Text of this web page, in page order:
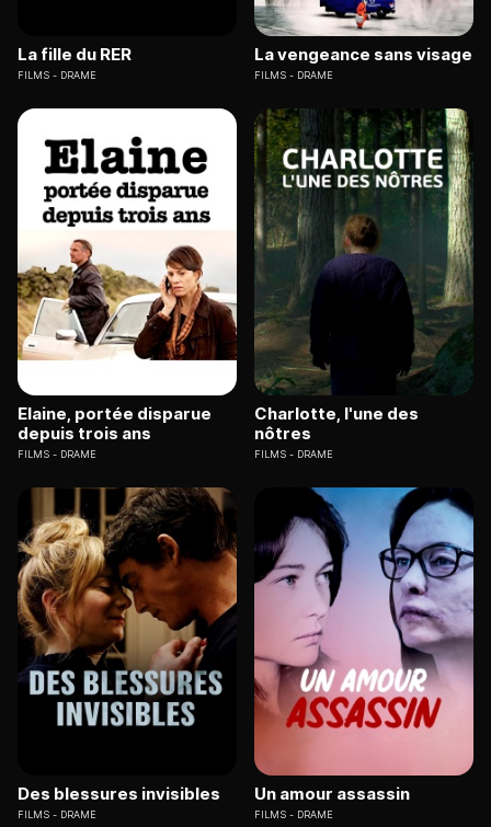
La fille du RER
FILMS DRAME
La vengeance sans visage
FILMS DRAME
Elaine, portée disparue
depuis trois ans
FILMS DRAME
Charlotte, l'une des
nôtres
FILMS DRAME
Des blessures invisibles
FILMS DRAME
Un amour assassin
FILMS DRAME